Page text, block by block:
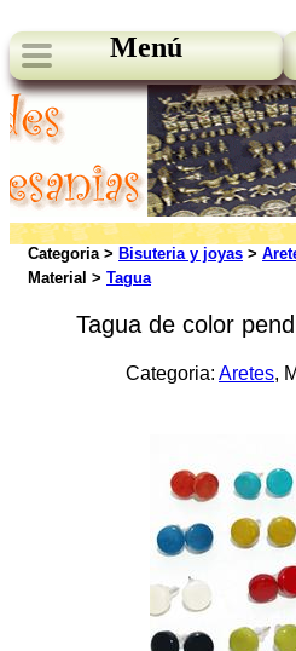
Menú
Categoria > Bisuteria y joyas >
Material > Tagua
Tagua de color
Categoria: Aretes,